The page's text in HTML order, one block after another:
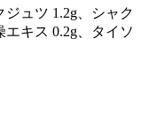
ュツ 1.2g、シャク
エキス 0.2g、タイソ